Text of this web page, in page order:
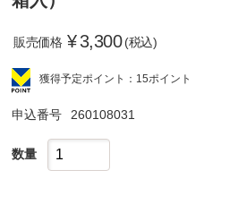
販売価格 ¥3,300 (税込)
獲得予定ポイント：15ポイント
申込番号 260108031
数量